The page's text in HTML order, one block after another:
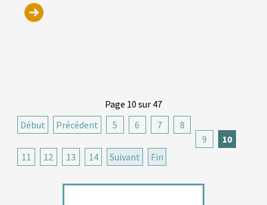
Page 10 sur 47
Début
Précédent 5 6 7
8
9
10
11
12 13 14 Suivant Fin